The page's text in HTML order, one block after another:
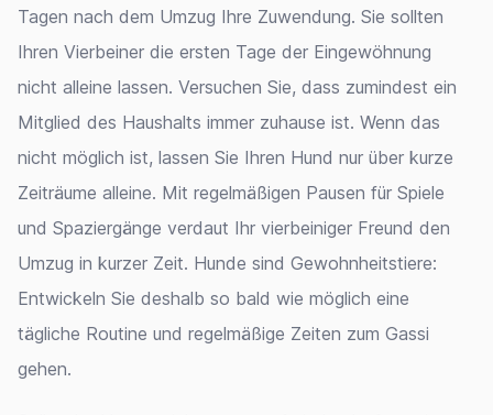
Tagen nach dem Umzug Ihre Zuwendung. Sie sollten
Ihren Vierbeiner die ersten Tage der Eingewöhnung
nicht alleine lassen. Versuchen Sie, dass zumindest ein
Mitglied des Haushalts immer zuhause ist. Wenn das
nicht möglich ist, lassen Sie Ihren Hund nur über kurze
Zeiträume alleine. Mit regelmäßigen Pausen für Spiele
und Spaziergänge verdaut Ihr vierbeiniger Freund den
Umzug in kurzer Zeit. Hunde sind Gewohnheitstiere:
Entwickeln Sie deshalb so bald wie möglich eine
tägliche Routine und regelmäßige Zeiten zum Gassi
gehen.